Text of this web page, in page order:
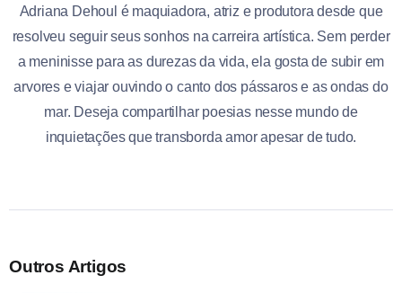
Adriana Dehoul é maquiadora, atriz e produtora desde que
resolveu seguir seus sonhos na carreira artística. Sem perder
a meninisse para as durezas da vida, ela gosta de subir em
arvores e viajar ouvindo o canto dos pássaros e as ondas do
mar. Deseja compartilhar poesias nesse mundo de
inquietações que transborda amor apesar de tudo.
Outros Artigos